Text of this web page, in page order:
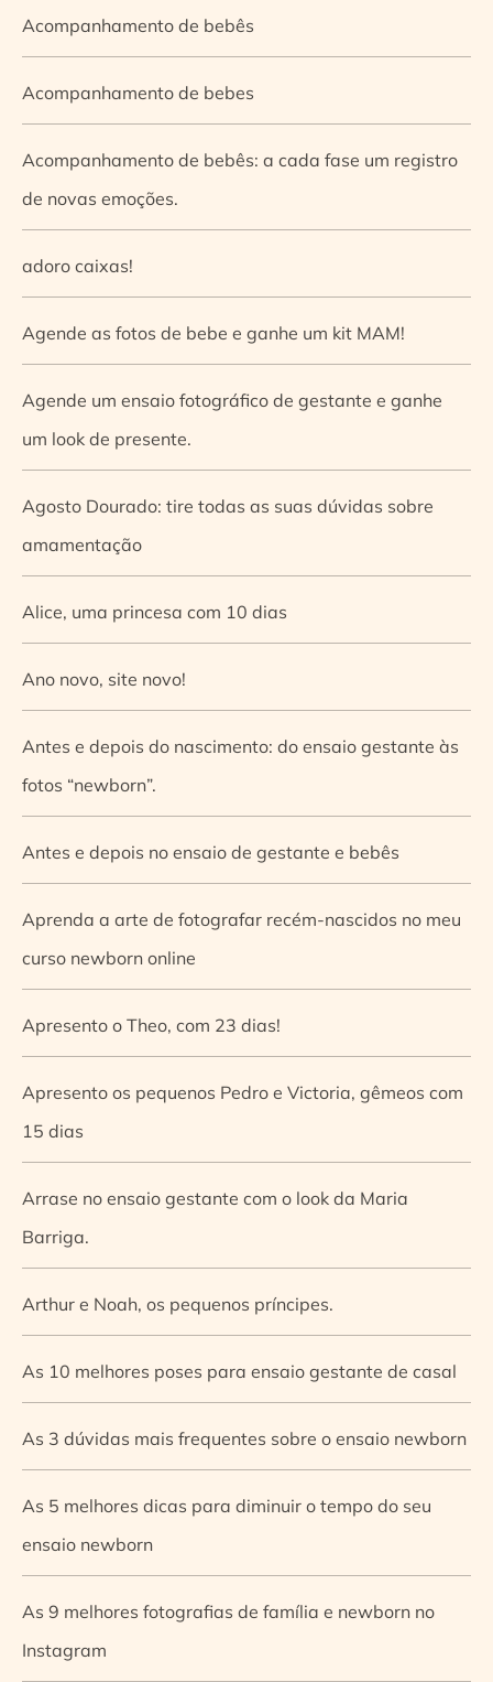
Acompanhamento de bebês
Acompanhamento de bebes
Acompanhamento de bebês: a cada fase um registro
de novas emoções.
adoro caixas!
Agende as fotos de bebe e ganhe um kit MAM!
Agende um ensaio fotográfico de gestante e ganhe
um look de presente.
Agosto Dourado: tire todas as suas dúvidas sobre
amamentação
Alice, uma princesa com 10 dias
Ano novo, site novo!
Antes e depois do nascimento: do ensaio gestante às
fotos “newborn”.
Antes e depois no ensaio de gestante e bebês
Aprenda a arte de fotografar recém-nascidos no meu
curso newborn online
Apresento o Theo, com 23 dias!
Apresento os pequenos Pedro e Victoria, gêmeos com
15 dias
Arrase no ensaio gestante com o look da Maria
Barriga.
Arthur e Noah, os pequenos príncipes.
As 10 melhores poses para ensaio gestante de casal
As 3 dúvidas mais frequentes sobre o ensaio newborn
As 5 melhores dicas para diminuir o tempo do seu
ensaio newborn
As 9 melhores fotografias de família e newborn no
Instagram